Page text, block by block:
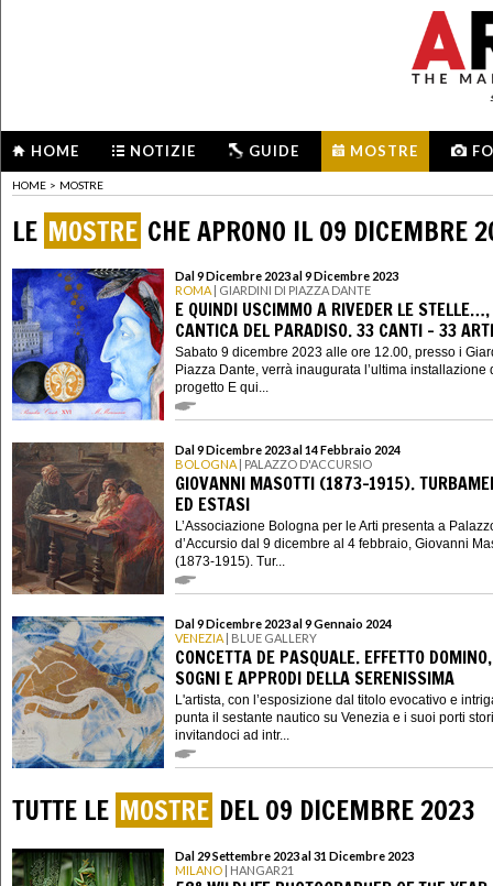
HOME NOTIZIE GUIDE MOSTRE
HOME > MOSTRE
LE MOSTRE CHE APRONO IL 09 DICEMBRE
Dal 9 Dicembre 2023 al 9 Dicembre 2023
ROMA | GIARDINI DI PIAZZA DANTE
E QUINDI USCIMMO A RIVEDER LE
CANTICA DEL PARADISO. 33 CANTI - 33
Sabato 9 dicembre 2023 alle ore 12.00, presso i
Piazza Dante, verrà inaugurata l’ultima installazione
progetto E qui...
Dal 9 Dicembre 2023 al 14 Febbraio 2024
BOLOGNA | PALAZZO D'ACCURSIO
GIOVANNI MASOTTI (1873-1915).
ED ESTASI
L’Associazione Bologna per le Arti presenta a
d’Accursio dal 9 dicembre al 4 febbraio, Giovanni
(1873-1915). Tur...
Dal 9 Dicembre 2023 al 9 Gennaio 2024
VENEZIA | BLUE GALLERY
CONCETTA DE PASQUALE. EFFETTO DOMINO,
SOGNI E APPRODI DELLA SERENISSIMA
L'artista, con l’esposizione dal titolo evocativo e
punta il sestante nautico su Venezia e i suoi porti
invitandoci ad intr...
TUTTE LE MOSTRE DEL 09 DICEMBRE 2023
Dal 29 Settembre 2023 al 31 Dicembre 2023
MILANO | HANGAR21